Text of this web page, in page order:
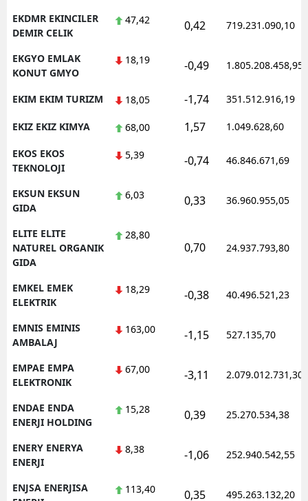
EKDMR EKINCILER
DEMIR CELIK
47,42 0,42 719.231.090,10
EKGYO EMLAK
KONUT GMYO
18,19 -0,49 1.805.208.458,95
EKIM EKIM TURIZM 18,05 -1,74 351.512.916,19
EKIZ EKIZ KIMYA 68,00 1,57 1.049.628,60
EKOS EKOS
TEKNOLOJI
5,39 -0,74 46.846.671,69
EKSUN EKSUN
GIDA
6,03 0,33 36.960.955,05
ELITE ELITE
NATUREL ORGANIK
GIDA
28,80
0,70 24.937.793,80
EMKEL EMEK
ELEKTRIK
18,29 -0,38 40.496.521,23
EMNIS EMINIS
AMBALAJ
163,00 -1,15 527.135,70
EMPAE EMPA
ELEKTRONIK
67,00 -3,11 2.079.012.731,30
ENDAE ENDA
ENERJI HOLDING
15,28 0,39 25.270.534,38
ENERY ENERYA
ENERJI
8,38 -1,06 252.940.542,55
ENJSA ENERJISA
113,40 0,35 495.263.132,20